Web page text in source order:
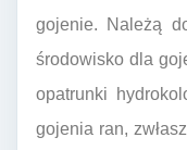
gojenie. Należą
środowisko dla
opatrunki
gojenia ran,